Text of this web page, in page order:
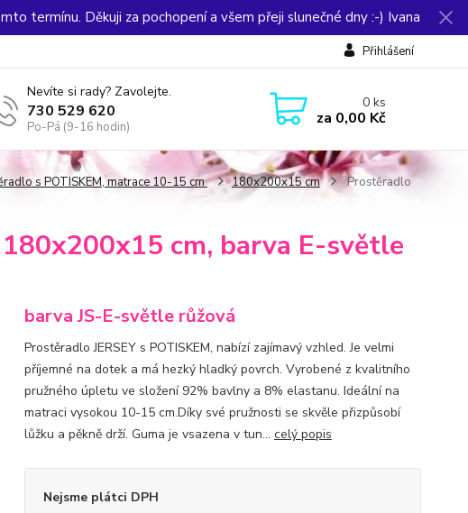
termínu. Děkuji za pochopení a všem přeji slunečné dny :-) Ivana
Přihlášení
Nevíte si rady? Zavolejte.
730 529 620
Po-Pá (9-16 hodin)
0ks
za 0,00 Kč
s POTISKEM, matrace 10-15 cm 180x200x15 cm
Prostěradlo
cm, barva E-světle
barva JS-E-světle růžová
Prostěradlo JERSEY s POTISKEM, nabízí zajímavý vzhled. Je velmi
příjemné na dotek a má hezký hladký povrch. Vyrobené z kvalitního
pružného úpletu ve složení 92% bavlny a 8% elastanu. Ideální na
matraci vysokou 10-15 cm.Díky své pružnosti se skvěle přizpůsobí
lůžku a pěkně drží. Guma je vsazena v tun... celý popis
Nejsme plátci DPH